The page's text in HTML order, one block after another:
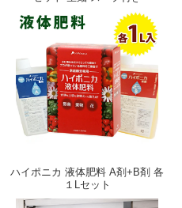
ハイポニカ 液体肥料 A剤+B剤 各
１Lセット